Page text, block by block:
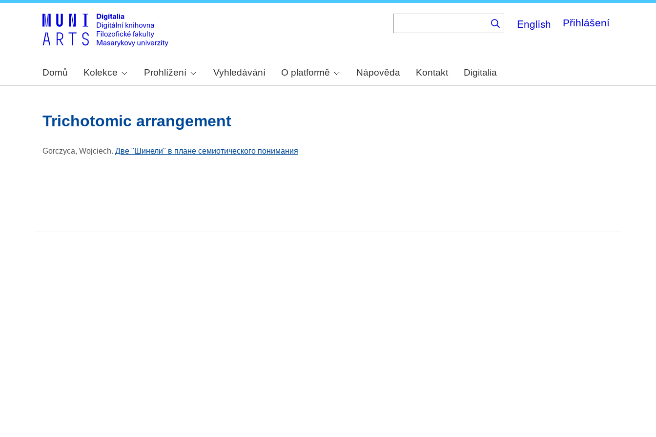
English Přihlášení
Domů Kolekce Prohlížení Vyhledávání O platformě Nápověda Kontakt Digitalia
trichotomic arrangement
Gorczyca, Wojciech. Две "Шинели" в плане семиотического понимания